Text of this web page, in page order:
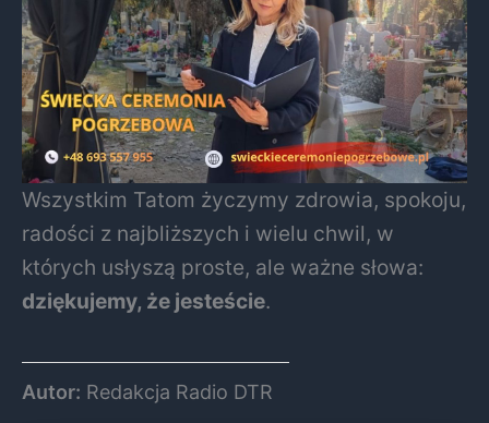
Wszystkim Tatom życzymy zdrowia, spokoju,
radości z najbliższych i wielu chwil, w
których usłyszą proste, ale ważne słowa:
dziękujemy, że jesteście.
Autor: Redakcja Radio DTR